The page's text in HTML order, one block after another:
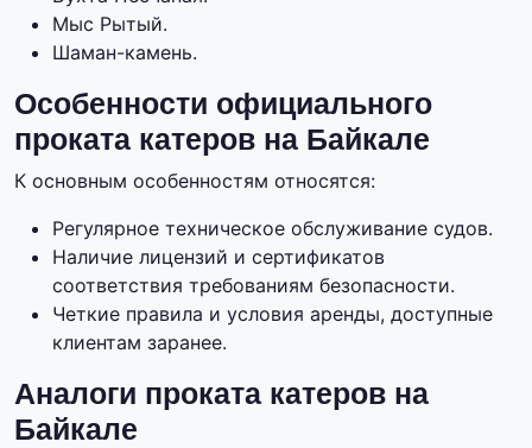
Мыс Рытый.
Шаман-камень.
Особенности официального
проката катеров на Байкале
К основным особенностям относятся:
Регулярное техническое обслуживание судов.
Наличие лицензий и сертификатов
соответствия требованиям безопасности.
Четкие правила и условия аренды, доступные
клиентам заранее.
Аналоги проката катеров на
Байкале